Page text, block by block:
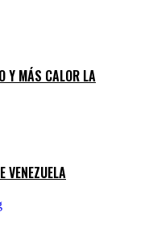
Y MÁS CALOR LA
VENEZUELA